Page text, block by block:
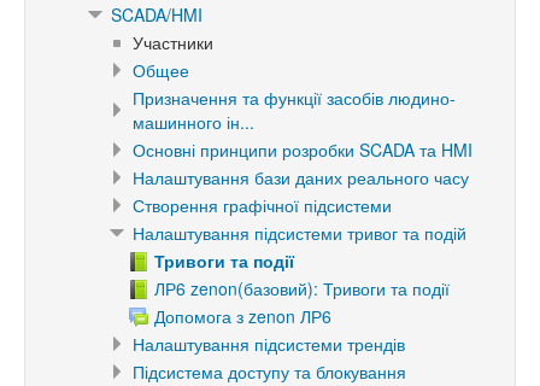
SCADA/HMI
Участники
Общее
Призначення та функції засобів людино-
машинного ін...
Основні принципи розробки SCADA та HMI
Налаштування бази даних реального часу
Створення графічної підсистеми
Налаштування підсистеми тривог та подій
Тривоги та події
ЛР6 zenon(базовий): Тривоги та події
Допомога з zenon ЛР6
Налаштування підсистеми трендів
Підсистема доступу та блокування